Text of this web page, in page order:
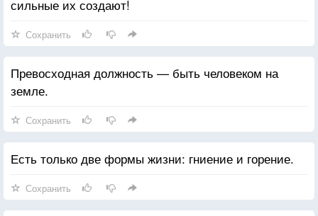
сильные их создают!
Сохранить
Превосходная должность — быть человеком на
земле.
Сохранить
Есть только две формы жизни: гниение и горение.
Сохранить